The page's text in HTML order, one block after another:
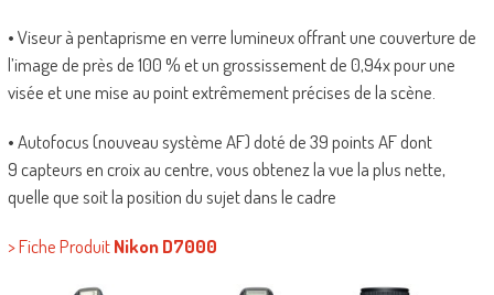
• Viseur à pentaprisme en verre lumineux offrant une couverture de
l’image de près de 100 % et un grossissement de 0,94x pour une
visée et une mise au point extrêmement précises de la scène.
• Autofocus (nouveau système AF) doté de 39 points AF dont
9 capteurs en croix au centre, vous obtenez la vue la plus nette,
quelle que soit la position du sujet dans le cadre
> Fiche ProduitNikon D7000